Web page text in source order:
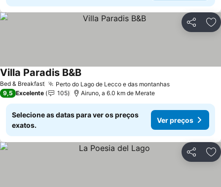
Partilhar
Bed & Breakfast Perto do Lago de Lecco e das montanhasVer preços
Villa Paradis B&BVer preços
9,5 Excelente 105 Airuno, a 6.0 km de Merate
Selecione as datas para ver os preços
exatos.
Ver preços
Partilhar